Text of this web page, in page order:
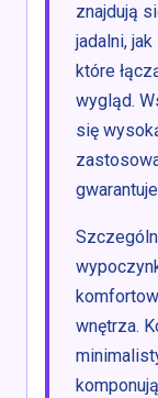
znajdują
jadalni,
które
wygląd.
się
wnętrza.